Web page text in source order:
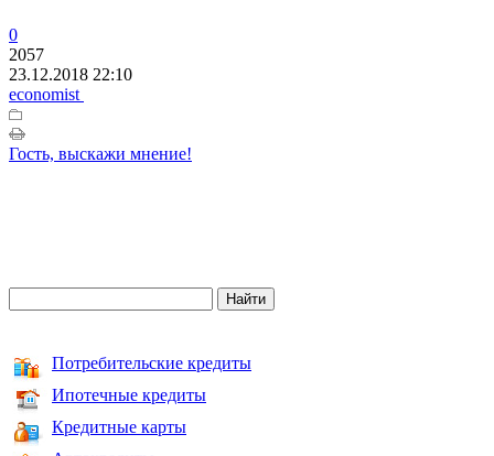
0
2057
23.12.2018 22:10
economist
Гость, выскажи мнение!
Потребительские кредиты
Ипотечные кредиты
Кредитные карты